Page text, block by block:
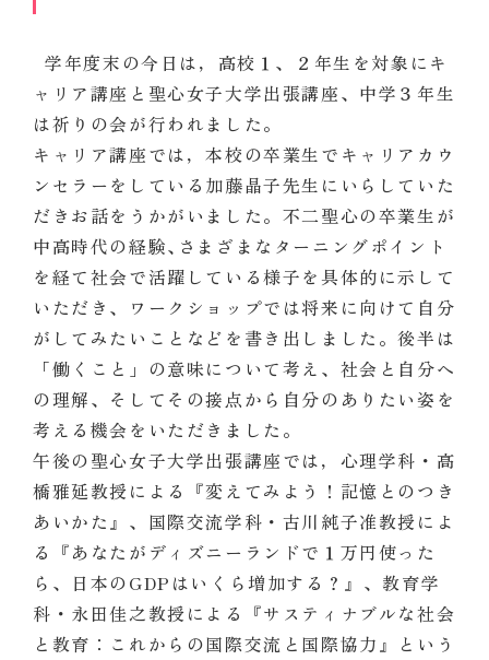
学年度末の今日は，高校１、２年生を対象にキ
ャリア講座と聖心女子大学出張講座、中学３年生
は祈りの会が行われました。
キャリア講座では，本校の卒業生でキャリアカウ
ンセラーをしている加藤晶子先生にいらしていた
だきお話をうかがいました。不二聖心の卒業生が
中高時代の経験､さまざまなターニングポイント
を経て社会で活躍している様子を具体的に示して
いただき、ワークショップでは将来に向けて自分
がしてみたいことなどを書き出しました。後半は
「働くこと」の意味について考え、社会と自分へ
の理解、そしてその接点から自分のありたい姿を
考える機会をいただきました。
午後の聖心女子大学出張講座では，心理学科・高
橋雅延教授による『変えてみよう！記憶とのつき
あいかた』、国際交流学科・古川純子准教授によ
る『あなたがディズニーランドで１万円使った
ら、日本のGDPはいくら増加する？』、教育学
科・永田佳之教授による『サスティナブルな社会
と教育：これからの国際交流と国際協力』という